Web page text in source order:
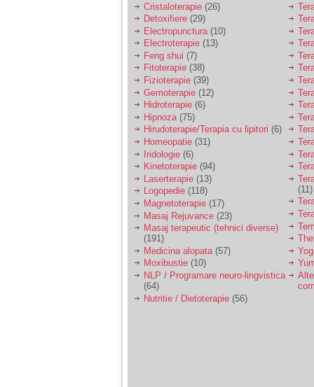
Cristaloterapie (26)
Detoxifiere (29)
Electropunctura (10)
Electroterapie (13)
Feng shui (7)
Fitoterapie (38)
Fizioterapie (39)
Gemoterapie (12)
Hidroterapie (6)
Hipnoza (75)
Hirudoterapie/Terapia cu lipitori (6)
Homeopatie (31)
Iridologie (6)
Kinetoterapie (94)
Laserterapie (13)
Logopedie (118)
Magnetoterapie (17)
Masaj Rejuvance (23)
Masaj terapeutic (tehnici diverse)
(191)
Medicina alopata (57)
Moxibustie (10)
NLP / Programare neuro-lingvistica
(64)
Nutritie / Dietoterapie (56)
(11)